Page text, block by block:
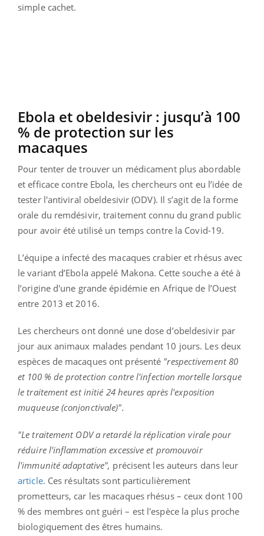
simple cachet.
Ebola et obeldesivir : jusqu’à 100
% de protection sur les
macaques
Pour tenter de trouver un médicament plus abordable
et efficace contre Ebola, les chercheurs ont eu l’idée de
tester l'antiviral obeldesivir (ODV). Il s’agit de la forme
orale du remdésivir, traitement connu du grand public
pour avoir été utilisé un temps contre la Covid-19.
L’équipe a infecté des macaques crabier et rhésus avec
le variant d’Ebola appelé Makona. Cette souche a été à
l’origine d'une grande épidémie en Afrique de l’Ouest
entre 2013 et 2016.
Les chercheurs ont donné une dose d’obeldesivir par
jour aux animaux malades pendant 10 jours. Les deux
espèces de macaques ont présenté "respectivement 80
et 100 % de protection contre l'infection mortelle lorsque
le traitement est initié 24 heures après l'exposition
muqueuse (conjonctivale)".
"Le traitement ODV a retardé la réplication virale pour
réduire l'inflammation excessive et promouvoir
l'immunité adaptative", précisent les auteurs dans leur
article. Ces résultats sont particulièrement
prometteurs, car les macaques rhésus – ceux dont 100
% des membres ont guéri – est l'espèce la plus proche
biologiquement des êtres humains.